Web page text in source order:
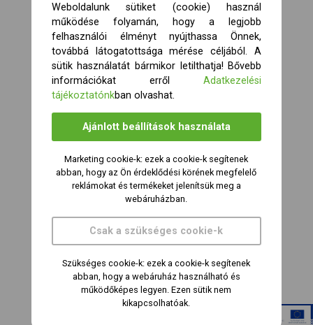
Weboldalunk sütiket (cookie) használ
működése folyamán, hogy a legjobb
felhasználói élményt nyújthassa Önnek,
továbbá látogatottsága mérése céljából. A
sütik használatát bármikor letilthatja! Bővebb
információkat errőlAdatkezelési
tájékoztatónkban olvashat.
Ajánlott beállítások használata
Marketing cookie-k: ezek a cookie-k segítenek
abban, hogy az Ön érdeklődési körének megfelelő
reklámokat és termékeket jelenítsük meg a
webáruházban.
Csak a szükséges cookie-k
Szükséges cookie-k: ezek a cookie-k segítenek
abban, hogy a webáruház használható és
működőképes legyen. Ezen sütik nem
kikapcsolhatóak.